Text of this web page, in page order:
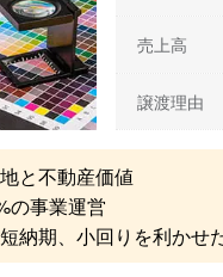
売上高
譲渡理由
と不動産価値
の事業運営
納期、小回りを利かせ